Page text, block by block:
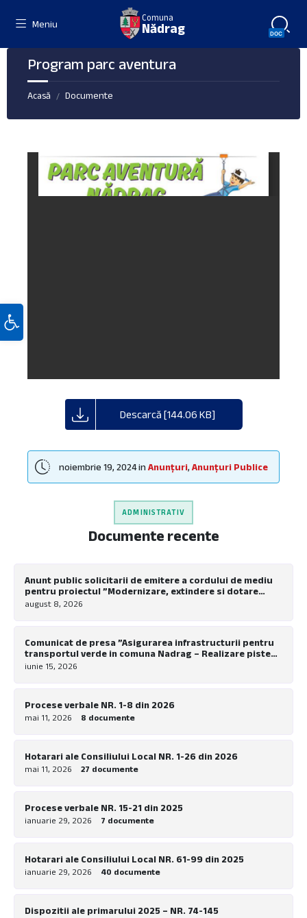
Deschide bara de unelte
Meniu
Comuna
Nădrag
Program parc aventura
Acasă / Documente
Descarcă [144.06 KB]
noiembrie 19, 2024in Anunțuri, Anunțuri Publice
ADMINISTRATIV
Documente recente
Anunt public solicitarii de emitere a cordului de mediu
pentru proiectul ”Modernizare, extindere si dotare
tabara de copii Nadrag”
august 8, 2026
Comunicat de presa ”Asigurarea infrastructurii pentru
transportul verde in comuna Nadrag – Realizare piste
pentru biciclete la nivel local”
iunie 15, 2026
Procese verbale NR. 1-8 din 2026
mai 11, 2026 8 documente
Hotarari ale Consiliului Local NR. 1-26 din 2026
mai 11, 2026 27 documente
Procese verbale NR. 15-21 din 2025
ianuarie 29, 2026 7 documente
Hotarari ale Consiliului Local NR. 61-99 din 2025
ianuarie 29, 2026 40 documente
Dispozitii ale primarului 2025 – NR. 74-145